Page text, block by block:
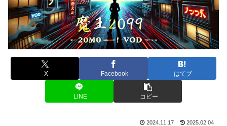
X Facebook はてブ
LINE コピー
2024.11.17 2025.02.04